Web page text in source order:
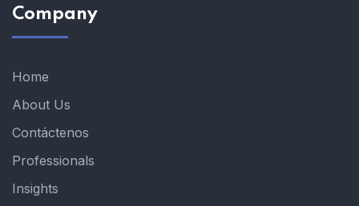
Company
Home
About Us
Contáctenos
Professionals
Insights